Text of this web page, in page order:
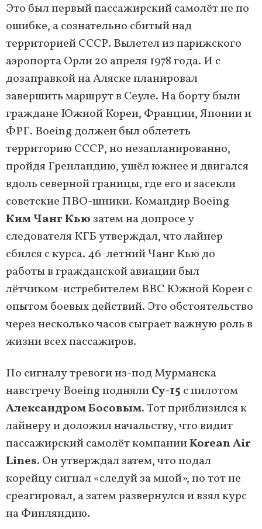
Это был первый пассажирский самолёт не по
ошибке, а сознательно сбитый над
территорией СССР. Вылетел из парижского
аэропорта Орли 20 апреля 1978 года. И с
дозаправкой на Аляске планировал
завершить маршрут в Сеуле. На борту были
граждане Южной Кореи, Франции, Японии и
ФРГ. Boeing должен был облететь
территорию СССР, но незапланированно,
пройдя Гренландию, ушёл южнее и двигался
вдоль северной границы, где его и засекли
советские ПВО-шники. Командир Boeing
Ким Чанг Кью затем на допросе у
следователя КГБ утверждал, что лайнер
сбился с курса. 46-летний Чанг Кью до
работы в гражданской авиации был
лётчиком-истребителем ВВС Южной Кореи с
опытом боевых действий. Это обстоятельство
через несколько часов сыграет важную роль в
жизни всех пассажиров.
По сигналу тревоги из-под Мурманска
навстречу Boeing поднялиСу-15 с пилотом
Александром Босовым. Тот приблизился к
лайнеру и доложил начальству, что видит
пассажирский самолёт компанииKorean Air
Lines. Он утверждал затем, что подал
корейцу сигнал «следуй за мной», но тот не
среагировал, а затем развернулся и взял курс
на Финляндию.